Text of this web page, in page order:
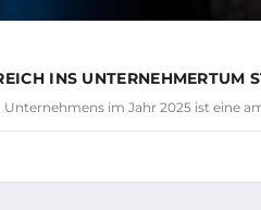
INS UNTERNEHMERTUM
Unternehmens im Jahr 2025 ist eine